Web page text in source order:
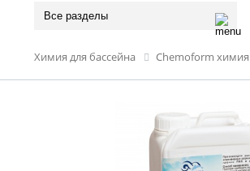
Все разделы
Химия для бассейна Chemoform химия